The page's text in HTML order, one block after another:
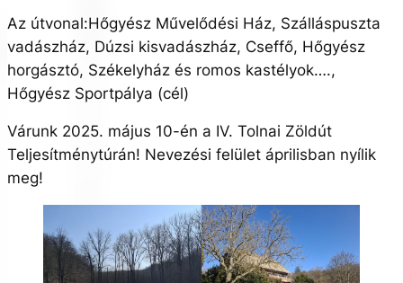
Az útvonal:Hőgyész Művelődési Ház, Szálláspuszta
vadászház, Dúzsi kisvadászház, Cseffő, Hőgyész
horgásztó, Székelyház és romos kastélyok….,
Hőgyész Sportpálya (cél)
Várunk 2025. május 10-én a IV. Tolnai Zöldút
Teljesítménytúrán! Nevezési felület áprilisban nyílik
meg!